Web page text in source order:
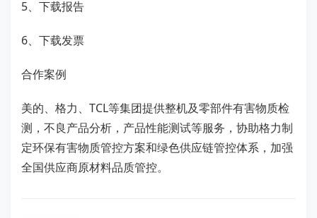
5、下载报告
6、下载发票
合作案例
美的、格力、TCL等集团提供整机及零部件有害物质检
测，不良产品分析，产品性能测试等服务，协助格力制
定环保有害物质管控方案和绿色供应链管控体系，加强
全国供应商原材料品质管控。